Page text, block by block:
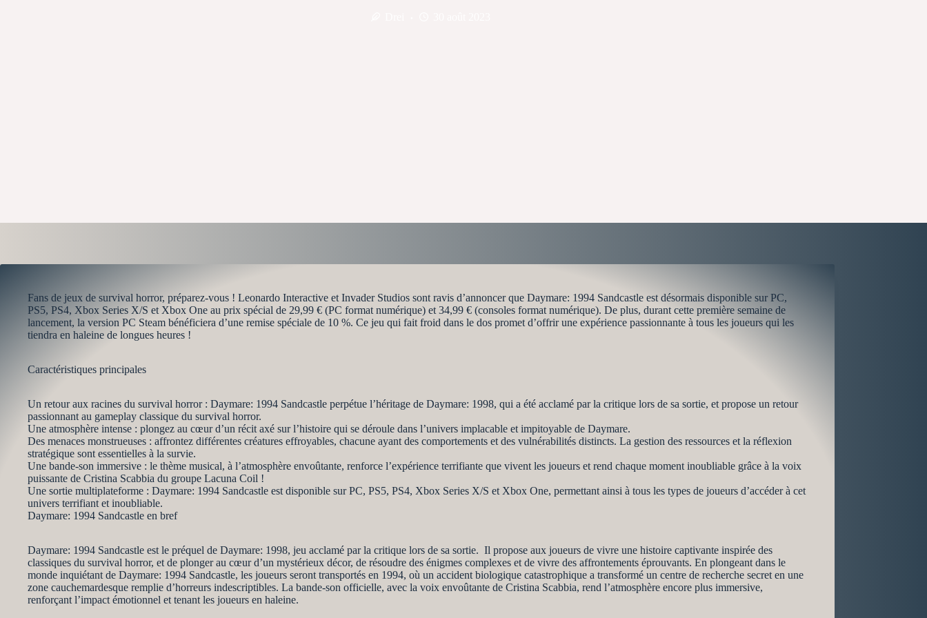
Fans de jeux de survival horror, préparez-vous ! Leonardo Interactive et Invader Studios sont ravis d’annoncer que Daymare: 1994 Sandcastle est désormais disponible sur PC,
PS5, PS4, Xbox Series X/S et Xbox One au prix spécial de 29,99 € (PC format numérique) et 34,99 € (consoles format numérique). De plus, durant cette première semaine de
lancement, la version PC Steam bénéficiera d’une remise spéciale de 10 %. Ce jeu qui fait froid dans le dos promet d’offrir une expérience passionnante à tous les joueurs qui les
tiendra en haleine de longues heures !
Caractéristiques principales
Un retour aux racines du survival horror : Daymare: 1994 Sandcastle perpétue l’héritage de Daymare: 1998, qui a été acclamé par la critique lors de sa sortie, et propose un retour
passionnant au gameplay classique du survival horror.
Une atmosphère intense : plongez au cœur d’un récit axé sur l’histoire qui se déroule dans l’univers implacable et impitoyable de Daymare.
Des menaces monstrueuses : affrontez différentes créatures effroyables, chacune ayant des comportements et des vulnérabilités distincts. La gestion des ressources et la réflexion
stratégique sont essentielles à la survie.
Une bande-son immersive : le thème musical, à l’atmosphère envoûtante, renforce l’expérience terrifiante que vivent les joueurs et rend chaque moment inoubliable grâce à la voix
puissante de Cristina Scabbia du groupe Lacuna Coil !
Une sortie multiplateforme : Daymare: 1994 Sandcastle est disponible sur PC, PS5, PS4, Xbox Series X/S et Xbox One, permettant ainsi à tous les types de joueurs d’accéder à cet
univers terrifiant et inoubliable.
Daymare: 1994 Sandcastle en bref
Daymare: 1994 Sandcastle est le préquel de Daymare: 1998, jeu acclamé par la critique lors de sa sortie. Il propose aux joueurs de vivre une histoire captivante inspirée des
classiques du survival horror, et de plonger au cœur d’un mystérieux décor, de résoudre des énigmes complexes et de vivre des affrontements éprouvants. En plongeant dans le
monde inquiétant de Daymare: 1994 Sandcastle, les joueurs seront transportés en 1994, où un accident biologique catastrophique a transformé un centre de recherche secret en une
zone cauchemardesque remplie d’horreurs indescriptibles. La bande-son officielle, avec la voix envoûtante de Cristina Scabbia, rend l’atmosphère encore plus immersive,
renforçant l’impact émotionnel et tenant les joueurs en haleine.